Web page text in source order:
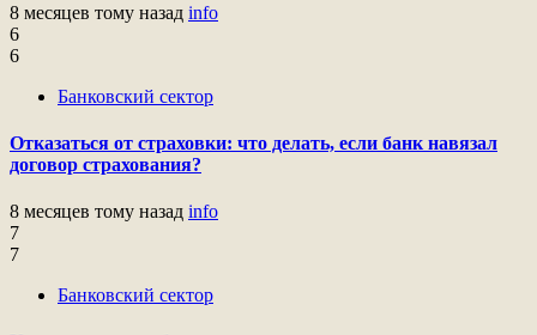
8 месяцев тому назад info
6
6
Банковский сектор
Отказаться от страховки: что делать, если банк навязал
договор страхования?
8 месяцев тому назад info
7
7
Банковский сектор